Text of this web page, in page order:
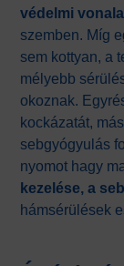
védelmi vonala
szemben. Míg
sem kottyan, a
mélyebb
okoznak.
kockázatát,
sebgyógyulás
nyomot hagy
kezelése, a
hámsérülések